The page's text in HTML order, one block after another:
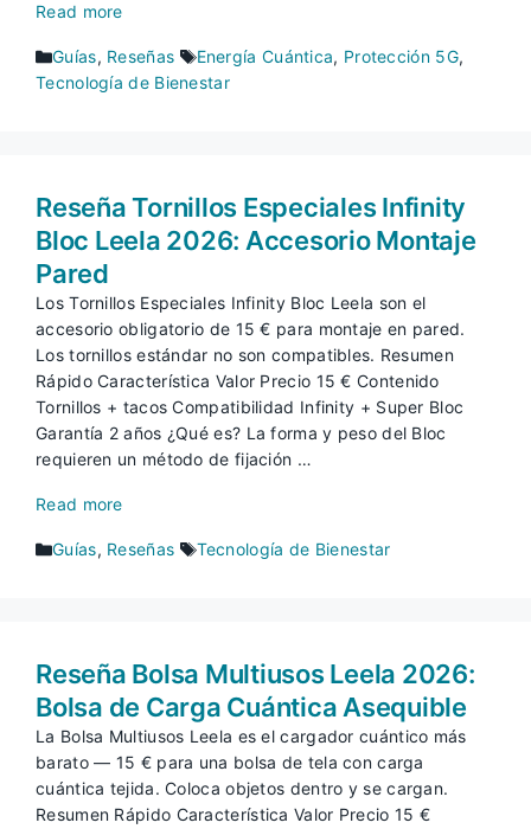
Read more
Categorías
Guías, Reseñas Etiquetas
Energía Cuántica, Protección 5G,
Tecnología de Bienestar
Reseña Tornillos Especiales Infinity
Bloc Leela 2026: Accesorio Montaje
Pared
Los Tornillos Especiales Infinity Bloc Leela son el
accesorio obligatorio de 15 € para montaje en pared.
Los tornillos estándar no son compatibles. Resumen
Rápido Característica Valor Precio 15 € Contenido
Tornillos + tacos Compatibilidad Infinity + Super Bloc
Garantía 2 años ¿Qué es? La forma y peso del Bloc
requieren un método de fijación …
Read more
Categorías
Guías, Reseñas Etiquetas
Tecnología de Bienestar
Reseña Bolsa Multiusos Leela 2026:
Bolsa de Carga Cuántica Asequible
La Bolsa Multiusos Leela es el cargador cuántico más
barato — 15 € para una bolsa de tela con carga
cuántica tejida. Coloca objetos dentro y se cargan.
Resumen Rápido Característica Valor Precio 15 €